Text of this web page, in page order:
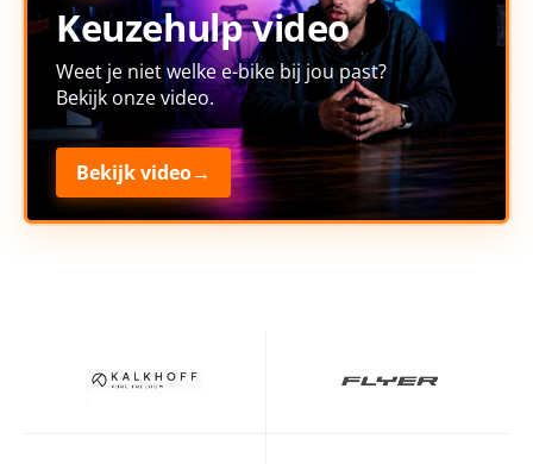
Keuzehulp video
Weet je niet welke e-bike bij jou past?
Bekijk onze video.
Bekijk video→